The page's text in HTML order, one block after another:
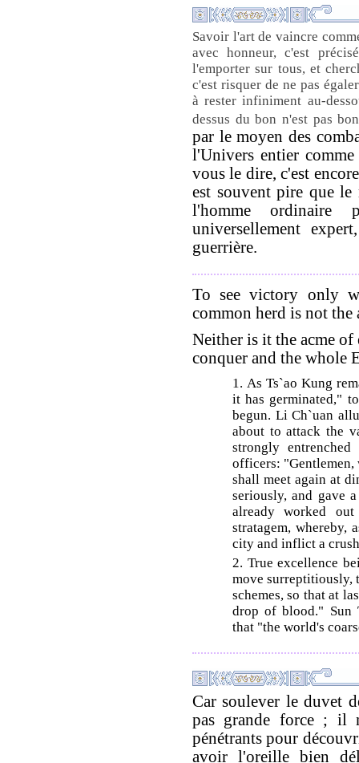
Savoir l'art de vaincre
avec honneur, c'est
l'emporter sur tous, et
c'est risquer de ne pas
à rester infiniment au-
dessus du bon n'est pas
par le moyen des
l'Univers entier
vous le dire, c'est
est souvent pire que
l'homme ordinaire
universellement
guerrière.
To see victory only
common herd is not the
Neither is it the acme
conquer and the whole
1. As Ts`ao Kung
it has germinated,"
begun. Li Ch`uan
about to attack the
strongly
officers: "Gentlemen,
shall meet again at
seriously, and gave
already worked
stratagem, whereby,
city and inflict a
2. True excellence
move surreptitiously,
schemes, so that at
drop of blood." Sun
that "the world's
Car soulever le duvet
pas grande force ; il
pénétrants pour
avoir l'oreille bien